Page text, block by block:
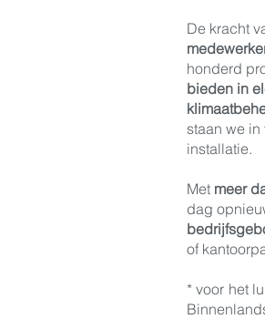
De kracht
honderd
bieden in
staan we
installatie.
Met meer
dag
of
* voor het